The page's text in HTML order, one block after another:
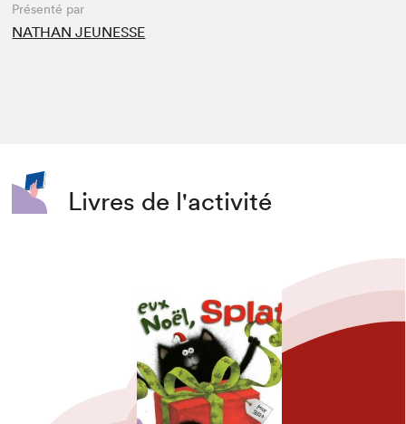
Présenté par
NATHAN JEUNESSE
Livres de l'activité